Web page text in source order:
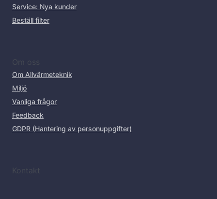
Service: Nya kunder
Beställ filter
Om oss
Om Allvärmeteknik
Miljö
Vanliga frågor
Feedback
GDPR (Hantering av personuppgifter)
Kontakt